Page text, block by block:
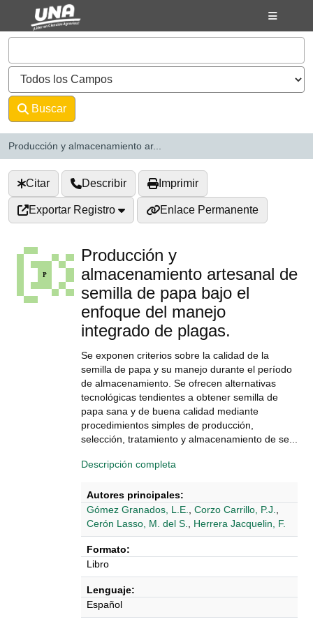
Saltar al contenido
VuFind
Buscar
Producción y almacenamiento ar...
Citar Describir Imprimir
Exportar Registro Enlace Permanente
Producción y
almacenamiento artesanal de
semilla de papa bajo el
enfoque del manejo
integrado de plagas.
Se exponen criterios sobre la calidad de la
semilla de papa y su manejo durante el período
de almacenamiento. Se ofrecen alternativas
tecnológicas tendientes a obtener semilla de
papa sana y de buena calidad mediante
procedimientos simples de producción,
selección, tratamiento y almacenamiento de se...
Descripción completa
Autores principales:
Gómez Granados, L.E.
Corzo Carrillo, P.J.
Cerón Lasso, M. del S.
Herrera Jacquelin, F.
Formato:
Libro
Lenguaje:
Español